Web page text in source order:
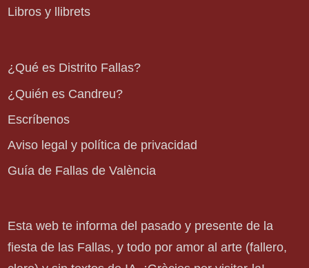
Libros y llibrets
¿Qué es Distrito Fallas?
¿Quién es Candreu?
Escríbenos
Aviso legal y política de privacidad
Guía de Fallas de València
Esta web te informa del pasado y presente de la
fiesta de las Fallas, y todo por amor al arte (fallero,